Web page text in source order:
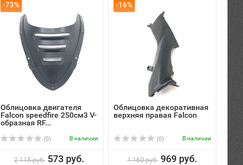
-73%
Облицовка двигателя
Falcon speedfire 250см3 V-
образная RF...
(0) В наличии
2 115 руб. 573 руб.
-16%
Облицовка декоративная
верхняя правая Falcon
(0) В наличии
1 160 руб. 969 руб.
-